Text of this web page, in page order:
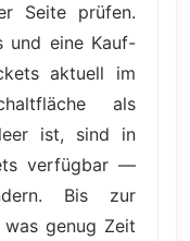
Seite prüfen.
und eine Kauf-
aktuell im
als
ist, sind in
verfügbar —
Bis zur
genug Zeit